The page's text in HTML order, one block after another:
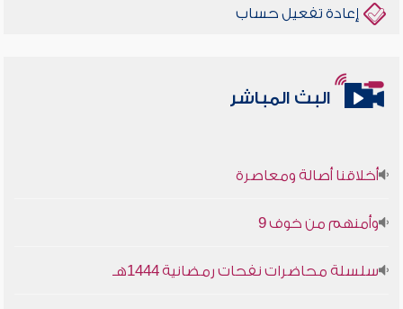
إعادة تفعيل حساب
البث المباشر
أخلاقنا أصالة ومعاصرة
وأمنهم من خوف 9
سلسلة محاضرات نفحات رمضانية 1444هـ